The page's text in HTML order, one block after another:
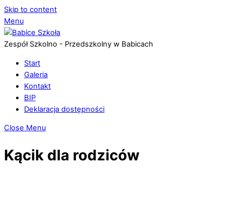
Skip to content
Menu
Zespół Szkolno - Przedszkolny w Babicach
Start
Galeria
Kontakt
BIP
Deklaracja dostępności
Close Menu
Kącik dla rodziców